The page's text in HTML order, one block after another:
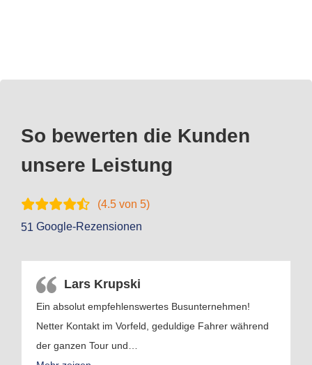
So bewerten die Kunden
unsere Leistung
(4.5 von 5)
51 Google-Rezensionen
Lars Krupski
Ein absolut empfehlenswertes Busunternehmen!
Netter Kontakt im Vorfeld, geduldige Fahrer während
der ganzen Tour und…